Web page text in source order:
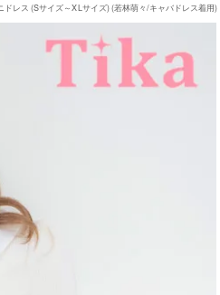
レス (Sサイズ～XLサイズ) (若林萌々/キャバドレス着用)